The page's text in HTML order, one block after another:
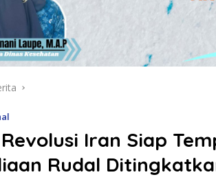
Iran Siap
Rudal